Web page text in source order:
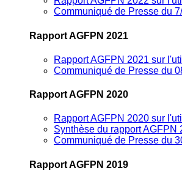
Communiqué de Presse du
Rapport AGFPN 2021
Rapport AGFPN 2021 sur
Communiqué de Presse du
Rapport AGFPN 2020
Rapport AGFPN 2020 sur
Synthèse du rapport AGFPN
Communiqué de Presse du
Rapport AGFPN 2019